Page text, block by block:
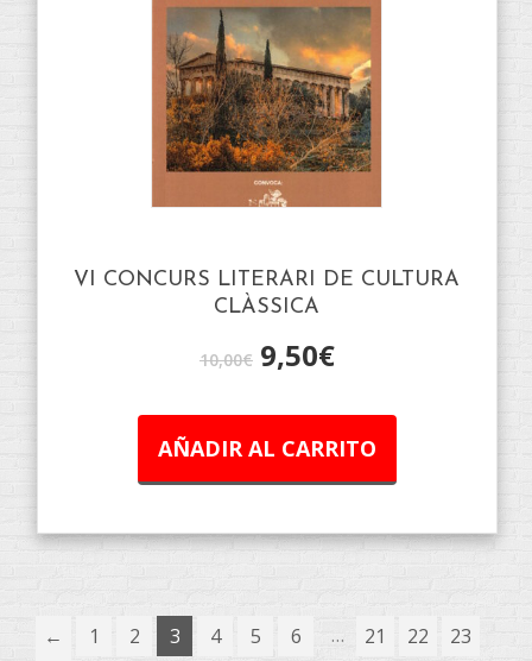
VI CONCURS LITERARI DE CULTURA
CLÀSSICA
10,00€ 9,50€
AÑADIR AL CARRITO
← 1 2 3 4 5 6 … 21 22
23